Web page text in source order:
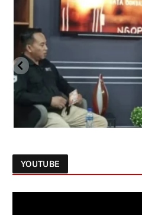
YOUTUBE